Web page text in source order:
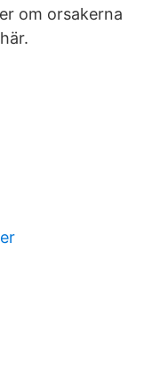
om orsakerna